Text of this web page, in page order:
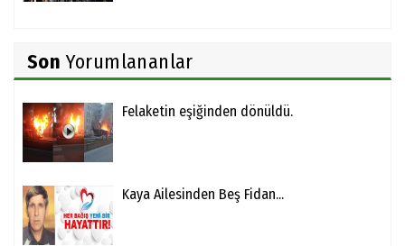
Son Yorumlananlar
Felaketin eşiğinden dönüldü.
Kaya Ailesinden Beş Fidan...